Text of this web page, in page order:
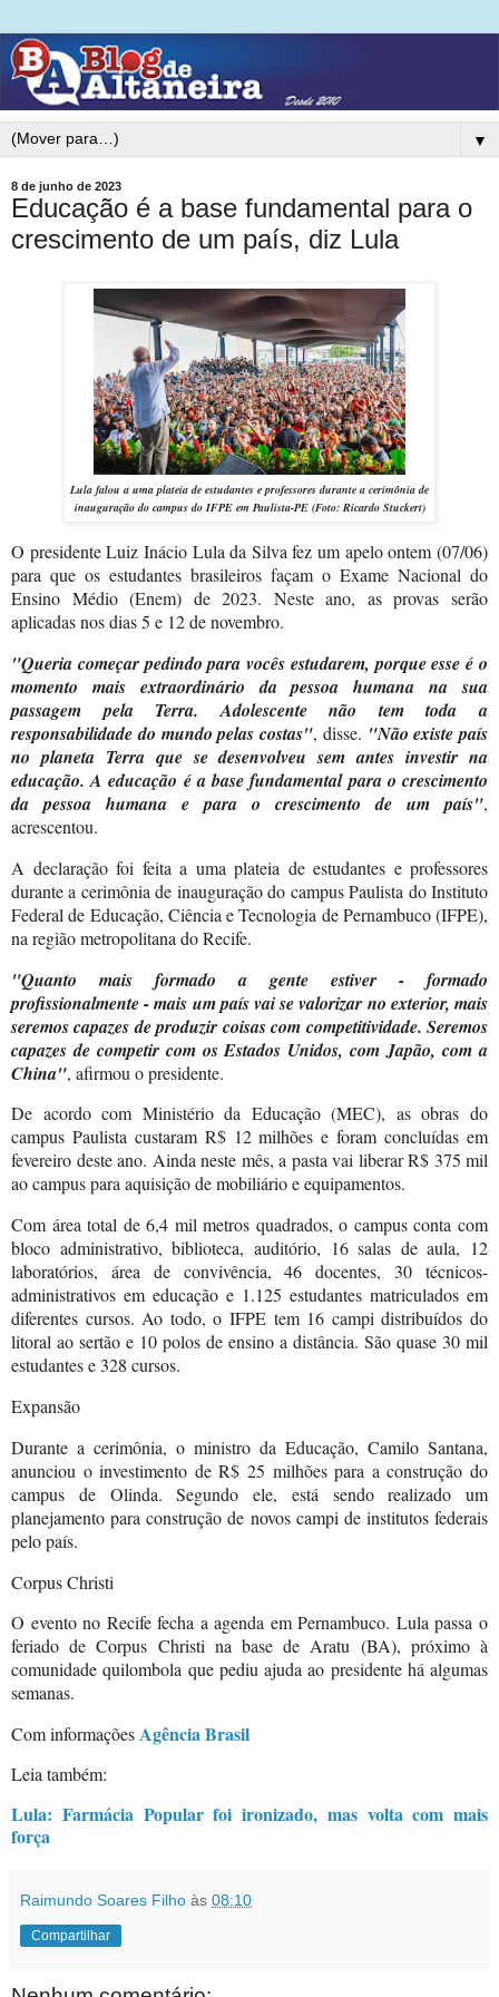
▼
8 de junho de 2023
Educação é a base fundamental para o
crescimento de um país, diz Lula
Lula falou a uma plateia de estudantes e professores durante a cerimônia de
inauguração do campus do IFPE em Paulista-PE (Foto: Ricardo Stuckert)
O presidente Luiz Inácio Lula da Silva fez um apelo ontem (07/06)
para que os estudantes brasileiros façam o Exame Nacional do
Ensino Médio (Enem) de 2023. Neste ano, as provas serão
aplicadas nos dias 5 e 12 de novembro.
"Queria começar pedindo para vocês estudarem, porque esse é o
momento mais extraordinário da pessoa humana na sua
passagem pela Terra. Adolescente não tem toda a
responsabilidade do mundo pelas costas", disse. "Não existe país
no planeta Terra que se desenvolveu sem antes investir na
educação. A educação é a base fundamental para o crescimento
da pessoa humana e para o crescimento de um país",
acrescentou.
A declaração foi feita a uma plateia de estudantes e professores
durante a cerimônia de inauguração do campus Paulista do Instituto
Federal de Educação, Ciência e Tecnologia de Pernambuco (IFPE),
na região metropolitana do Recife.
"Quanto mais formado a gente estiver - formado
profissionalmente - mais um país vai se valorizar no exterior, mais
seremos capazes de produzir coisas com competitividade. Seremos
capazes de competir com os Estados Unidos, com Japão, com a
China", afirmou o presidente.
De acordo com Ministério da Educação (MEC), as obras do
campus Paulista custaram R$ 12 milhões e foram concluídas em
fevereiro deste ano. Ainda neste mês, a pasta vai liberar R$ 375 mil
ao campus para aquisição de mobiliário e equipamentos.
Com área total de 6,4 mil metros quadrados, o campus conta com
bloco administrativo, biblioteca, auditório, 16 salas de aula, 12
laboratórios, área de convivência, 46 docentes, 30 técnicos-
administrativos em educação e 1.125 estudantes matriculados em
diferentes cursos. Ao todo, o IFPE tem 16 campi distribuídos do
litoral ao sertão e 10 polos de ensino a distância. São quase 30 mil
estudantes e 328 cursos.
Expansão
Durante a cerimônia, o ministro da Educação, Camilo Santana,
anunciou o investimento de R$ 25 milhões para a construção do
campus de Olinda. Segundo ele, está sendo realizado um
planejamento para construção de novos campi de institutos federais
pelo país.
Corpus Christi
O evento no Recife fecha a agenda em Pernambuco. Lula passa o
feriado de Corpus Christi na base de Aratu (BA), próximo à
comunidade quilombola que pediu ajuda ao presidente há algumas
semanas.
Com informaçõesAgência Brasil
Leia também:
Lula: Farmácia Popular foi ironizado, mas volta com mais
força
Raimundo Soares Filho às 08:10
Compartilhar